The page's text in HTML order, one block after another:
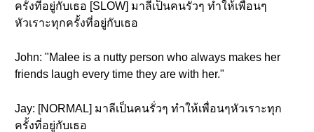
ครั้งที่อยู่กับเธอ [SLOW] มาลีเป็นคนรั่วๆ ทำให้เพื่อนๆ
หัวเราะทุกครั้งที่อยู่กับเธอ
John: "Malee is a nutty person who always makes her
friends laugh every time they are with her."
Jay: [NORMAL] มาลีเป็นคนรั่วๆ ทำให้เพื่อนๆหัวเราะทุก
ครั้งที่อยู่กับเธอ